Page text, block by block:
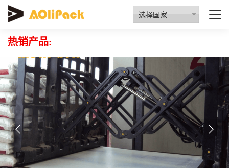
选择国家
质量检验 资质认证 行业动态 招商代理
热销产品: